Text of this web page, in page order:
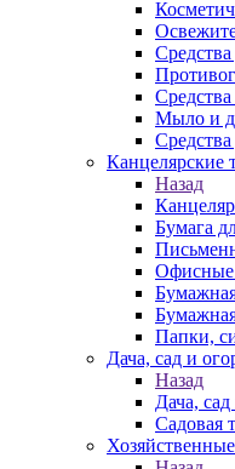
Мыло и
Канцелярские
Назад
Бумага
Офисные
Папки,
Дача, сад и
Назад
Дача,
Садовая